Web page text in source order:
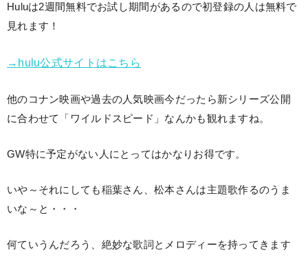
Huluは2週間無料でお試し期間があるので初登録の人は無料で
見れます！
→hulu公式サイトはこちら
他のコナン映画や過去の人気映画今だったら新シリーズ公開
に合わせて「ワイルドスピード」なんかも観れますね。
GW特に予定がない人にとってはかなりお得です。
いや～それにしても稲葉さん、松本さんは主題歌作るのうま
いな～と・・・
何ていうんだろう、絶妙な歌詞とメロディーを持ってきます